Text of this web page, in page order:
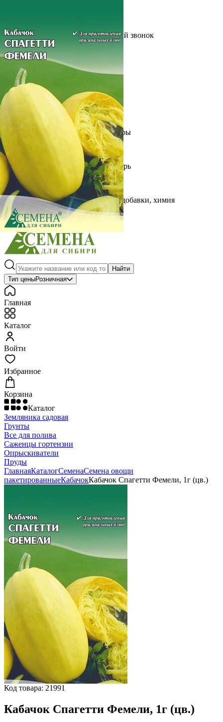
Обратный звонок Заказать обратный звонок
Каталог
Семена
Грунты
Газонные травы, сидераты
Горшки, рассадники, аксессуары
Посадочный материал
Садовый инструмент, инвентарь
Консервирование
Средства защиты, удобрения, добавки, химия
Обустройство сада, декор
Найти
Тип ценыРозничная
Главная
Каталог
Войти
Избранное
Корзина
Каталог
Земляника садовая
Грунты
Все для полива
Саженцы гортензии
Опрыскиватели
Пруды
ГлавнаяКаталогСеменаСемена овощи
пакетированныеКабачокКабачок Спагетти Фемели, 1г (цв.)
Код товара: 21991
Кабачок Спагетти Фемели, 1г (цв.)